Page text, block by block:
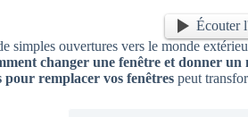
Écouter
simples ouvertures vers le monde
changer une fenêtre et donner
pour remplacer vos fenêtres peut